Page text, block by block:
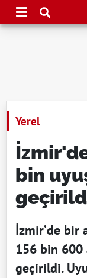
Yerel
bin
İzmir’de bir
156 bin 600
geçirildi.